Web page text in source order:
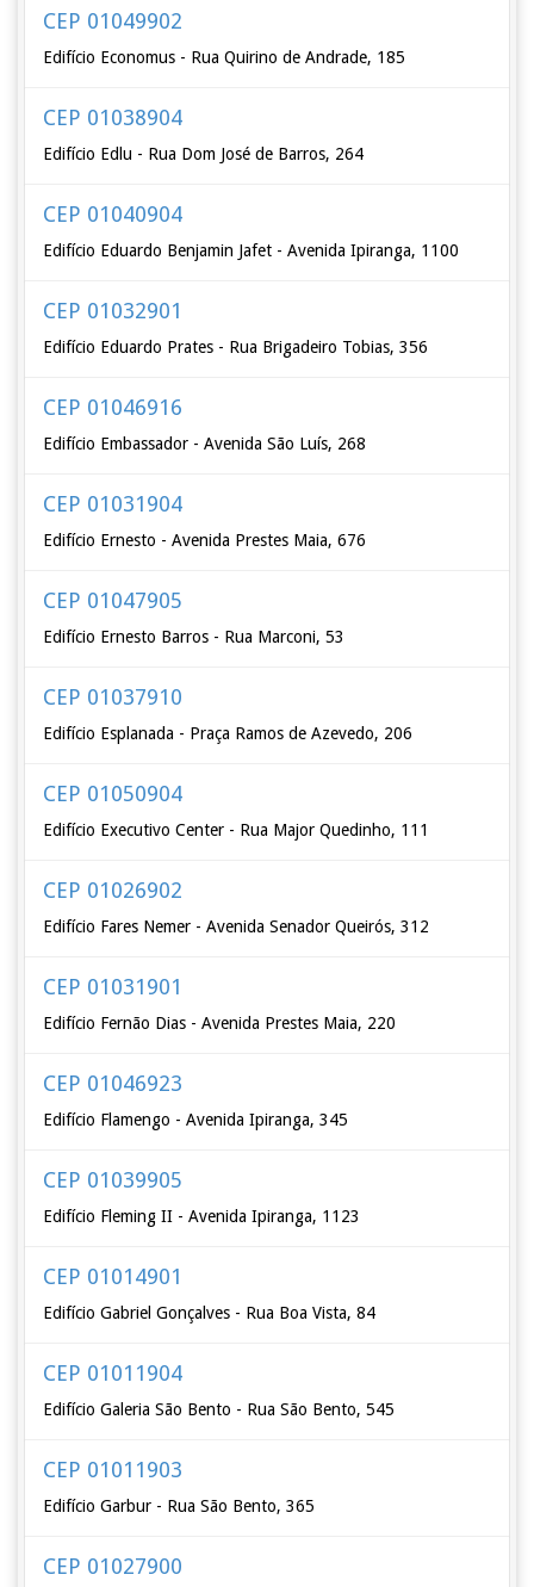
CEP 01049902
Edifício Economus - Rua Quirino de Andrade, 185
CEP 01038904
Edifício Edlu - Rua Dom José de Barros, 264
CEP 01040904
Edifício Eduardo Benjamin Jafet - Avenida Ipiranga, 1100
CEP 01032901
Edifício Eduardo Prates - Rua Brigadeiro Tobias, 356
CEP 01046916
Edifício Embassador - Avenida São Luís, 268
CEP 01031904
Edifício Ernesto - Avenida Prestes Maia, 676
CEP 01047905
Edifício Ernesto Barros - Rua Marconi, 53
CEP 01037910
Edifício Esplanada - Praça Ramos de Azevedo, 206
CEP 01050904
Edifício Executivo Center - Rua Major Quedinho, 111
CEP 01026902
Edifício Fares Nemer - Avenida Senador Queirós, 312
CEP 01031901
Edifício Fernão Dias - Avenida Prestes Maia, 220
CEP 01046923
Edifício Flamengo - Avenida Ipiranga, 345
CEP 01039905
Edifício Fleming II - Avenida Ipiranga, 1123
CEP 01014901
Edifício Gabriel Gonçalves - Rua Boa Vista, 84
CEP 01011904
Edifício Galeria São Bento - Rua São Bento, 545
CEP 01011903
Edifício Garbur - Rua São Bento, 365
CEP 01027900